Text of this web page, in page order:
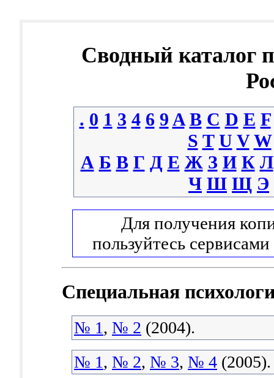
Сводный каталог
. 0 1 3 4 6 9 A B C D E F
S T U V W
А Б В Г Д Е Ж З И К Л
Ч Ш Щ Э
Для получения
пользуйтесь сервисами
Специальная
№ 1, № 2 (2004).
№ 1, № 2, № 3, № 4 (2005).